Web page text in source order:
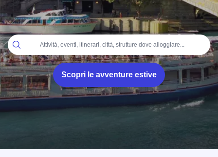
Home
Attività, eventi, itinerari, città, strutture dove alloggiare...
Scopri le avventure estive
Add to Favorites
Condividi questa pagina